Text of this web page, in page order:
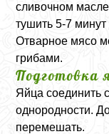
сливочном
тушить 5-7
Отварное мясо
грибами.
Подготовка
Яйца соединить
однородности.
перемешать.